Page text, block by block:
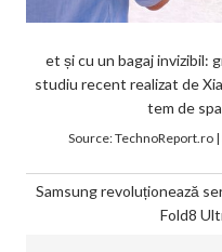
et și cu un bagaj invizibil:
studiu recent realizat de
tem de
Source:TechnoReport.ro|
Samsung revoluționează
Fold8